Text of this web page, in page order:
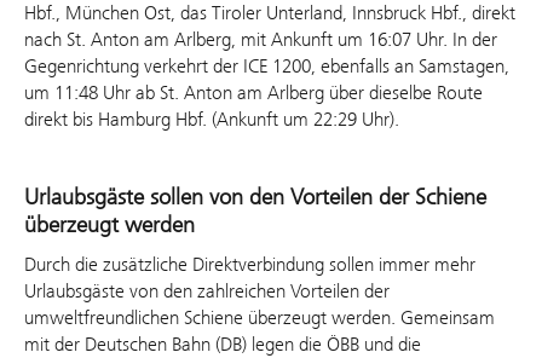
Hbf., München Ost, das Tiroler Unterland, Innsbruck Hbf., direkt
nach St. Anton am Arlberg, mit Ankunft um 16:07 Uhr. In der
Gegenrichtung verkehrt der ICE 1200, ebenfalls an Samstagen,
um 11:48 Uhr ab St. Anton am Arlberg über dieselbe Route
direkt bis Hamburg Hbf. (Ankunft um 22:29 Uhr).
Urlaubsgäste sollen von den Vorteilen der Schiene
überzeugt werden
Durch die zusätzliche Direktverbindung sollen immer mehr
Urlaubsgäste von den zahlreichen Vorteilen der
umweltfreundlichen Schiene überzeugt werden. Gemeinsam
mit der Deutschen Bahn (DB) legen die ÖBB und die